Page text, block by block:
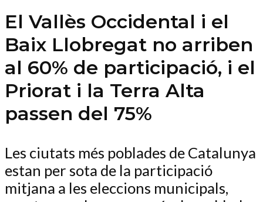
El Vallès Occidental i el
Baix Llobregat no arriben
al 60% de participació, i el
Priorat i la Terra Alta
passen del 75%
Les ciutats més poblades de Catalunya
estan per sota de la participació
mitjana a les eleccions municipals,